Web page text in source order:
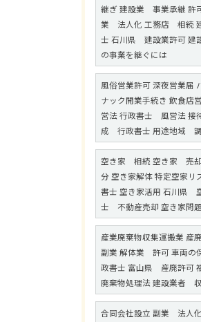
継ぎ 建設業 事業承継 許
業 法人化 工務店 相続
士 石川県 建設業許可 建
の事業を継ぐには
風俗営業許可 深夜営業届
ナック開業手続き 飲食店
営法 行政書士 風営法 接
成 行政書士 用途地域
空き家 相続 空き家 売却
分 空き家解体 特定空家
書士 空き家活用 石川県
士 不動産売却 空き家問
産業廃棄物収集運搬業 産
副業 解体業 許可 車両の
政書士 富山県 産廃許可
廃棄物処理法 建設業者
合同会社設立 副業 法人